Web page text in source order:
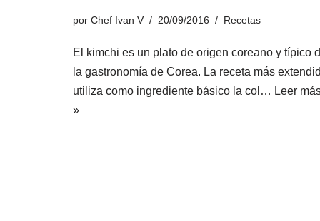
por Chef Ivan V 20/09/2016 Recetas
El kimchi es un plato de origen coreano y típico
la gastronomía de Corea. La receta más
utiliza como ingrediente básico la col… Leer
»